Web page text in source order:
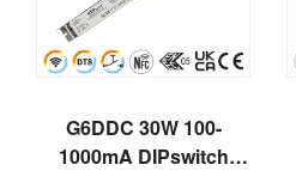
G6DDC 30W 100-
1000mA DIPswitch